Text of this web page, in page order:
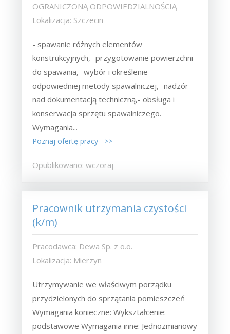
OGRANICZONĄ ODPOWIEDZIALNOŚCIĄ
Lokalizacja: Szczecin
- spawanie różnych elementów
konstrukcyjnych,- przygotowanie powierzchni
do spawania,- wybór i określenie
odpowiedniej metody spawalniczej,- nadzór
nad dokumentacją techniczną,- obsługa i
konserwacja sprzętu spawalniczego.
Wymagania...
Poznaj ofertę pracy >>
Opublikowano: wczoraj
Pracownik utrzymania czystości
(k/m)
Pracodawca: Dewa Sp. z o.o.
Lokalizacja: Mierzyn
Utrzymywanie we właściwym porządku
przydzielonych do sprzątania pomieszczeń
Wymagania konieczne: Wykształcenie:
podstawowe Wymagania inne: Jednozmianowy